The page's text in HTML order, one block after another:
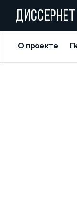
ДИССЕРНЕТ
О проекте